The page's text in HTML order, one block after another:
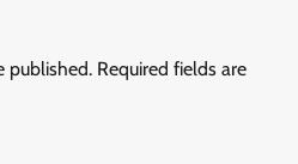
published. Required fields are